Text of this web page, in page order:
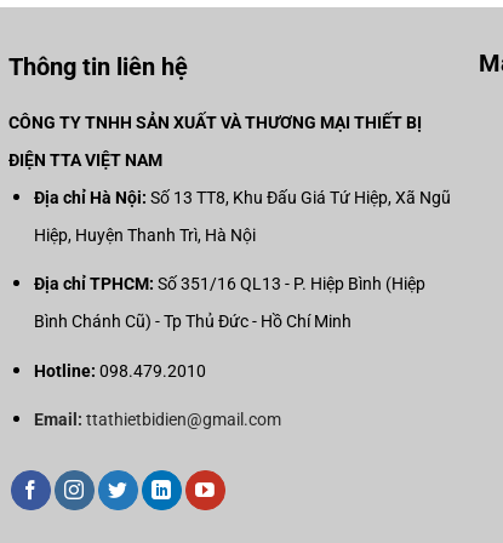
Thông tin liên hệ
CÔNG TY TNHH SẢN XUẤT VÀ THƯƠNG MẠI THIẾT BỊ
ĐIỆN TTA VIỆT NAM
Địa chỉ Hà Nội: Số 13 TT8, Khu Đấu Giá Tứ Hiệp, Xã Ngũ
Hiệp, Huyện Thanh Trì, Hà Nội
Địa chỉ TPHCM: Số 351/16 QL13 - P. Hiệp Bình (Hiệp
Bình Chánh Cũ) - Tp Thủ Đức - Hồ Chí Minh
Hotline: 098.479.2010
Email: ttathietbidien@gmail.com